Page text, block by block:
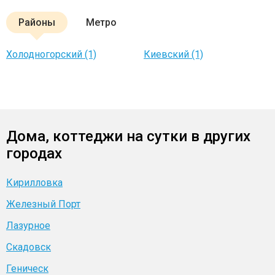
Районы Метро
Холодногорский (1) Киевский (1)
Дома, коттеджи на сутки в других
городах
Кирилловка
Железный Порт
Лазурное
Скадовск
Геническ